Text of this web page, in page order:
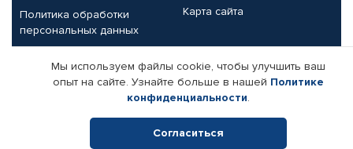
Политика обработки
персональных данных
Карта сайта
Партнерам
Корпоративным клиентам
Поставщикам
Реквизиты компании
Мы используем файлы cookie, чтобы улучшить ваш
опыт на сайте. Узнайте больше в нашей Политике
конфиденциальности.
Согласиться